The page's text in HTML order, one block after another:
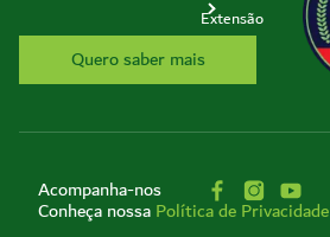
Quero saber mais
Extensão
Acompanha-nos
Conheça nossaPolítica de Privacidade